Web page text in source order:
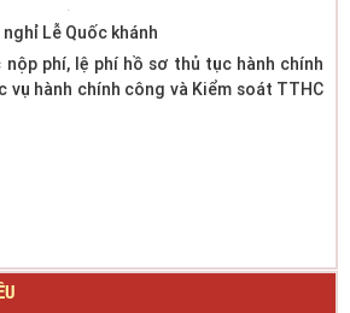
Lễ Quốc khánh
nộp phí, lệ phí hồ sơ thủ tục hành chính
vụ hành chính công và Kiểm soát TTHC